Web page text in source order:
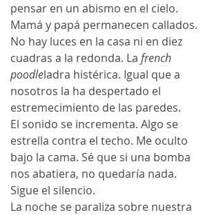
pensar en un abismo en el cielo.
Mamá y papá permanecen callados.
No hay luces en la casa ni en diez
cuadras a la redonda. La french
poodleladra histérica. Igual que a
nosotros la ha despertado el
estremecimiento de las paredes.
El sonido se incrementa. Algo se
estrella contra el techo. Me oculto
bajo la cama. Sé que si una bomba
nos abatiera, no quedaría nada.
Sigue el silencio.
La noche se paraliza sobre nuestra